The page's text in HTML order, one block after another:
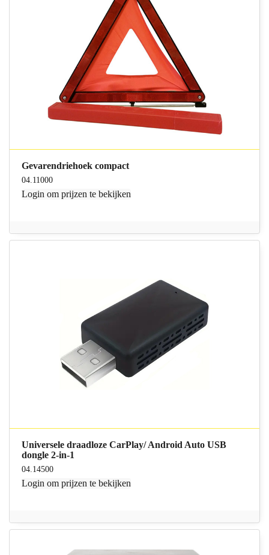
Gevarendriehoek compact
04.11000
Login om prijzen te bekijken
Universele draadloze CarPlay/ Android Auto USB
dongle 2-in-1
04.14500
Login om prijzen te bekijken